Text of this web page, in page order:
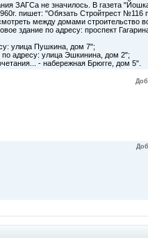
ЗАГСа не значилось. В газета
пишет: "Обязать Стройтрест №116
между домами строительство
здание по адресу: проспект
улица Пушкина, дом 7";
адресу: улица Эшкинина, дом 2";
- набережная Брюгге, дом 5".